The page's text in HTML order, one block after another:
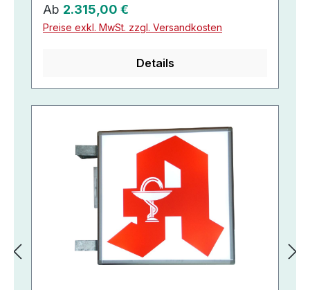
Regulärer Preis:
Ab 2.315,00 €
Preise exkl. MwSt. zzgl. Versandkosten
Details